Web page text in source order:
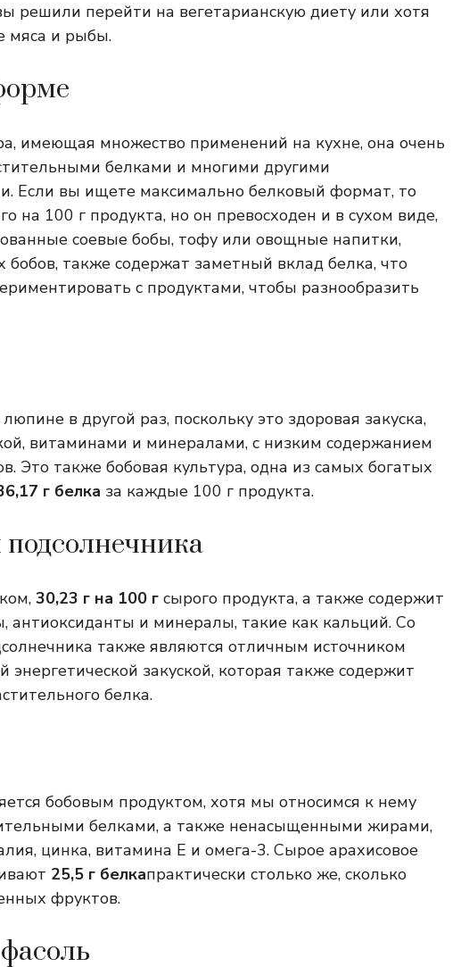
решили перейти на вегетарианскую диету или хотя
мяса и рыбы.
имеющая множество применений на кухне, она очень
белками и многими другими
Если вы ищете максимально белковый формат, то
на 100 г продукта, но он превосходен и в сухом виде,
соевые бобы, тофу или овощные напитки,
бобов, также содержат заметный вклад белка, что
с продуктами, чтобы разнообразить
в другой раз, поскольку это здоровая закуска,
витаминами и минералами, с низким содержанием
Это также бобовая культура, одна из самых богатых
г белка за каждые 100 г продукта.
30,23 г на 100 г сырого продукта, а также содержит
и минералы, такие как кальций. Со
также являются отличным источником
энергетической закуской, которая также содержит
белка.
бобовым продуктом, хотя мы относимся к нему
белками, а также ненасыщенными жирами,
цинка, витамина Е и омега-3. Сырое арахисовое
25,5 г белкапрактически столько же, сколько
фруктов.